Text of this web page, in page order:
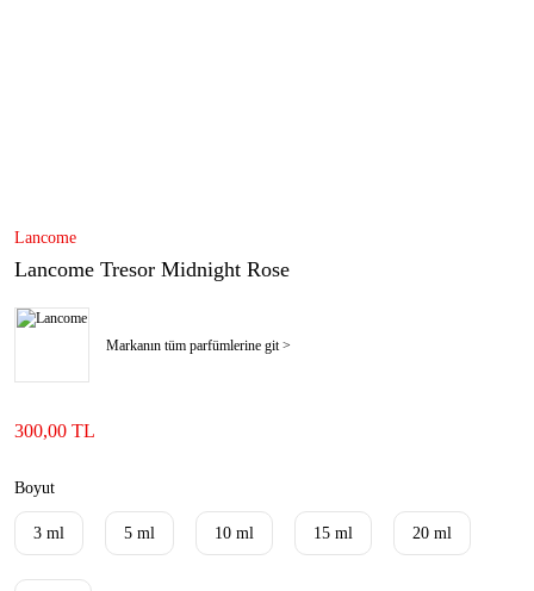
Lancome
Lancome Tresor Midnight Rose
Markanın tüm parfümlerine git >
300,00 TL
Boyut
3 ml 5 ml 10 ml 15 ml 20 ml